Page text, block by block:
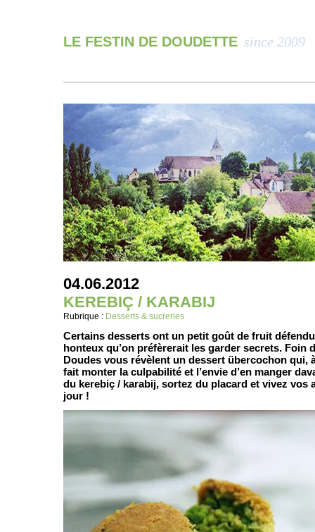
LE FESTIN DE DOUDETTE since 2009
04.06.2012
KEREBIÇ / KARABIJ
Rubrique : Desserts & sucreries
Certains desserts ont un petit goût de fruit
honteux qu’on préfèrerait les garder secrets. Foin
Doudes vous révèlent un dessert übercochon qui,
fait monter la culpabilité et l’envie d’en manger
du kerebiç / karabij, sortez du placard et vivez vos
jour !